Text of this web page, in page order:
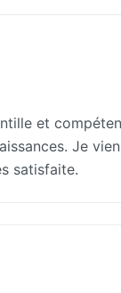
et
Je
satisfaite.